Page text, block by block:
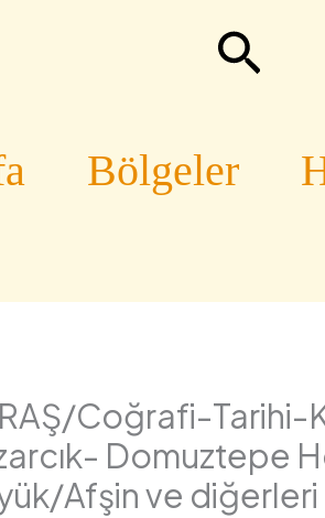
Bölgeler
Coğrafi-
Domuztepe
Afşin ve diğerleri